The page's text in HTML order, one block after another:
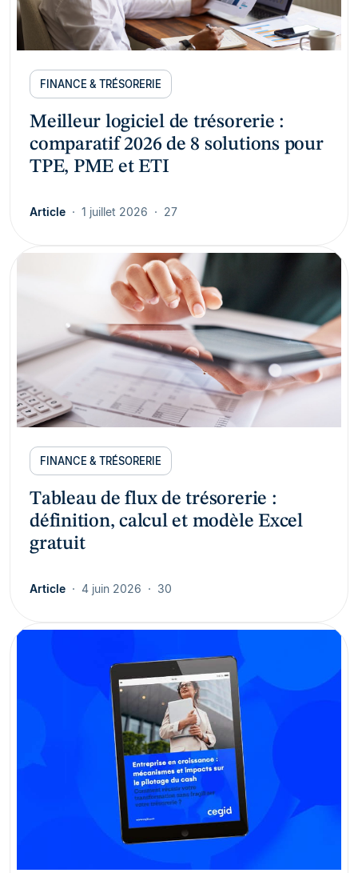
FINANCE & TRÉSORERIE
Meilleur logiciel de trésorerie :
comparatif 2026 de 8 solutions pour
TPE, PME et ETI
Article 1 juillet 2026 27
FINANCE & TRÉSORERIE
Tableau de flux de trésorerie :
définition, calcul et modèle Excel
gratuit
Article 4 juin 2026 30